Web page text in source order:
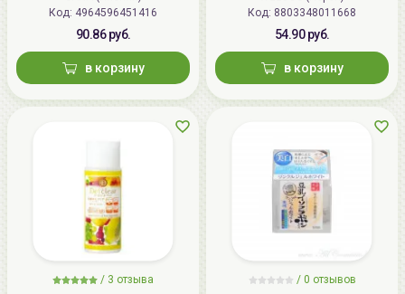
Код: 4964596451416
90.86 руб.
в корзину
Код: 8803348011668
54.90 руб.
в корзину
/ 3 отзыва
/ 0 отзывов